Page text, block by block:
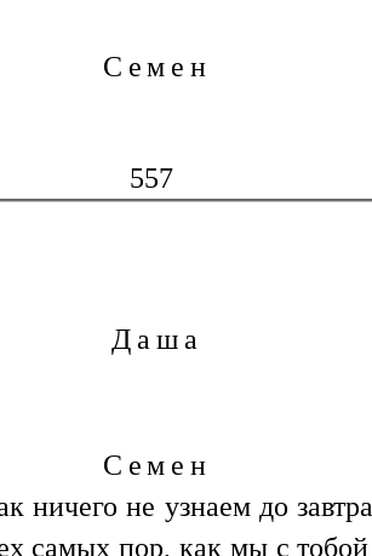
Семен
557
Даша
Семен
не узнаем до
самых пор, как мы с